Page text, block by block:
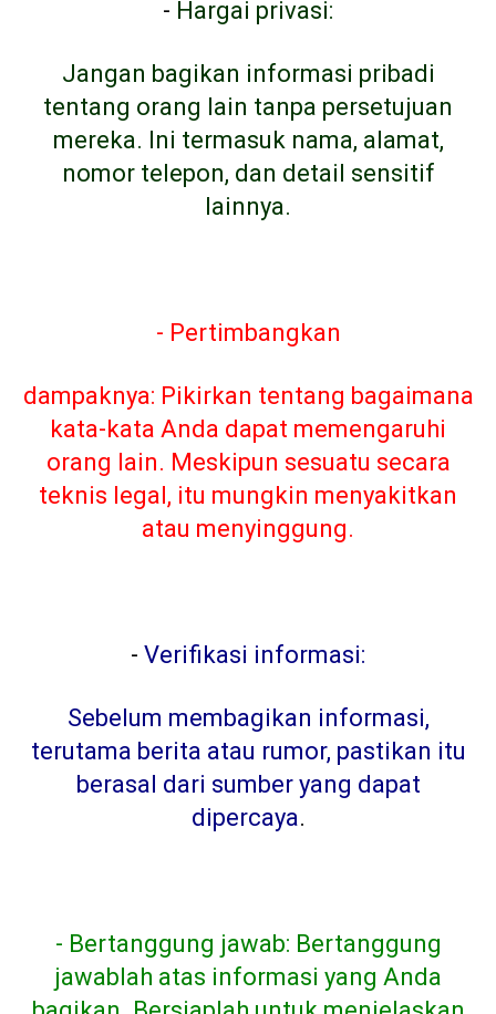
- Hargai privasi:
Jangan bagikan informasi pribadi
tentang orang lain tanpa persetujuan
mereka. Ini termasuk nama, alamat,
nomor telepon, dan detail sensitif
lainnya.
- Pertimbangkan
dampaknya: Pikirkan tentang bagaimana
kata-kata Anda dapat memengaruhi
orang lain. Meskipun sesuatu secara
teknis legal, itu mungkin menyakitkan
atau menyinggung.
- Verifikasi informasi:
Sebelum membagikan informasi,
terutama berita atau rumor, pastikan itu
berasal dari sumber yang dapat
dipercaya.
- Bertanggung jawab: Bertanggung
jawablah atas informasi yang Anda